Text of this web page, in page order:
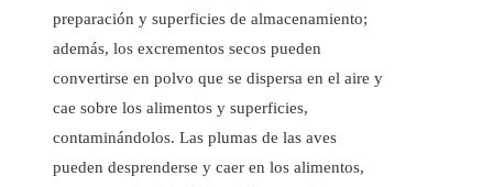
preparación y superficies de almacenamiento;
además, los excrementos secos pueden
convertirse en polvo que se dispersa en el aire y
cae sobre los alimentos y superficies,
contaminándolos. Las plumas de las aves
pueden desprenderse y caer en los alimentos,